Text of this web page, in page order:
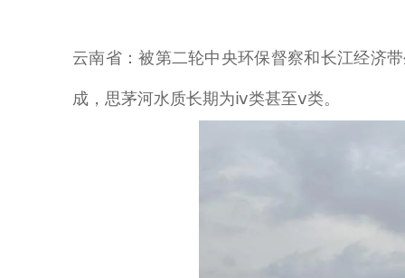
云南省：被第二轮中央环保督察和长江经济
成 ，思茅河水质长期为ⅳ类甚至ⅴ类。